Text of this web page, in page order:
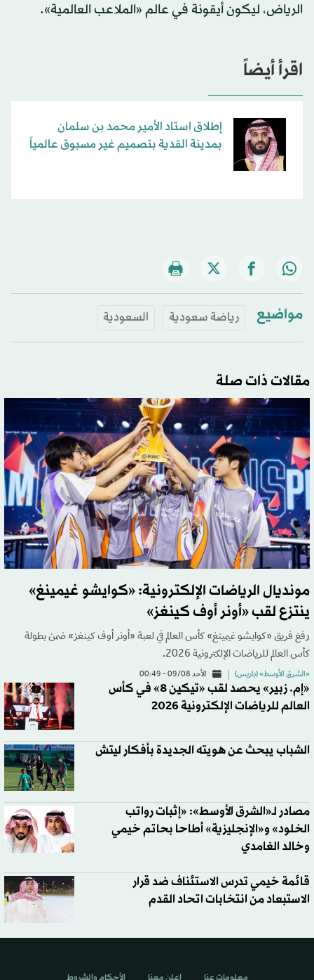
الرياض، ليكون أيقونة في عالم «الملاعب العالمية».
اقرأ أيضاً
إطلاق استاد الأمير محمد بن سلمان
بمدينة القدية بتصميم غير مسبوق عالمياً
مواضيع رياضة سعودية السعودية
مقالات ذات صلة
مونديال الرياضات الإلكترونية: «كوايشو غيمينغ»
ينتزع لقب «أونر أوف كينغز»
رفعَ فريق «كوايشو غيمينغ» كأس العالم في لعبة «أونر أوف كينغز» ضمن بطولة
كأس العالم للرياضات الإلكترونية 2026.
«الشرق الأوسط» (باريس) الأحد 09/08 - 00:49
«إم. زبير» يحصد لقب «تيكين 8» في كأس
العالم للرياضات الإلكترونية 2026
الشباب يبحث عن هويته الجديدة بأفكار ليتش
مصادر لـ«الشرق الأوسط»: «إثبات رواتب
الخلود» و«الإنجليزية» أطاحا بحاتم خيمي
وخالد الغامدي
قائمة خيمي تدرس الاستئناف ضد قرار
الاستبعاد من انتخابات اتحاد القدم